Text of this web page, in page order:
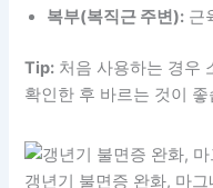
복부(복직근 주변): 근
Tip: 처음 사용하는 경우
확인한 후 바르는 것이 좋
갱년기 불면증 완화, 마